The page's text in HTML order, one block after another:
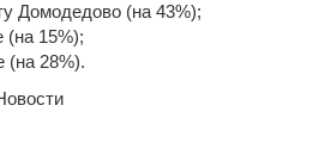
Домодедово (на 43%);
(на 15%);
(на 28%).